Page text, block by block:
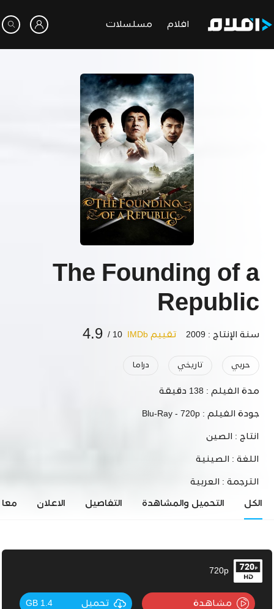
افلام مسلسلات
The Founding of a
Republic
سنة الإنتاج : 2009 تقييم IMDb 10 /
4.9
حربي تاريخي دراما
مدة الفيلم : 138 دقيقة
جودة الفيلم : Blu-Ray - 720p
انتاج : الصين
اللغة : الصينية
الترجمة : العربية
الكل التحميل والمشاهدة التفاصيل الاعلان
720p
مشاهدة تحميل 1.4 GB